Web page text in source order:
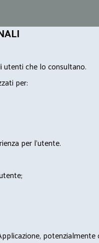
che lo consultano.
per:
per l'utente.